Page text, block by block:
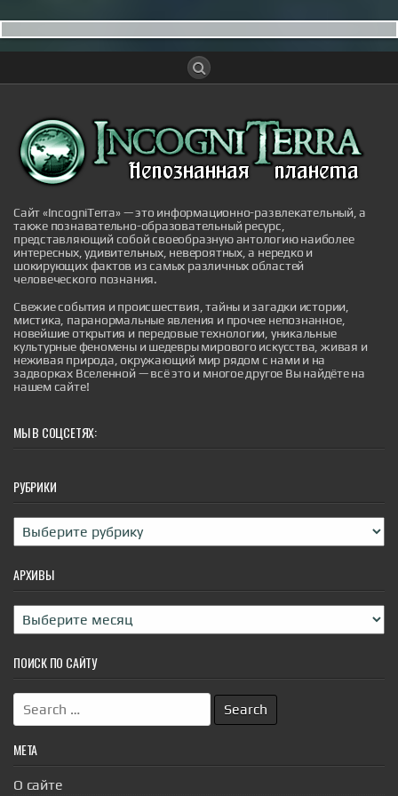
Time-Traveling UFOs, Extra-Loud
Extraterrestrials, Golden-Tongued Mummies,
News Briefly
A roundup of mysterious, paranormal and strange news
stories from the past week.
mysteriousuniverse.org |
достоит: весь секрет в правильной
термообработке
Салат "Вкусняшка" — это сбалансированная
овощная смесь, которая сохраняет текстуру и
свежий аромат в течение всей зимы. Ключ к успеху
здесь — кратковременная термообработка, которая
позволяет овощам остаться плотными, а не
Технологические особенности...
pravda.ru | 1 hour ago
Сайт «IncogniTerra» — это информационно-развлекательный, а
также познавательно-образовательный ресурс,
представляющий собой своеобразную антологию наиболее
интересных, удивительных, невероятных, а нередко и
шокирующих фактов из самых различных областей
человеческого познания.
Свежие события и происшествия, тайны и загадки истории,
мистика, паранормальные явления и прочее непознанное,
новейшие открытия и передовые технологии, уникальные
культурные феномены и шедевры мирового искусства, живая и
неживая природа, окружающий мир рядом с нами и на
задворках Вселенной — всё это и многое другое Вы найдёте на
нашем сайте!
МЫ В СОЦСЕТЯХ:
РУБРИКИ
Рубрики
АРХИВЫ
Архивы
ПОИСК ПО САЙТУ
Search
for:
МЕТА
О сайте